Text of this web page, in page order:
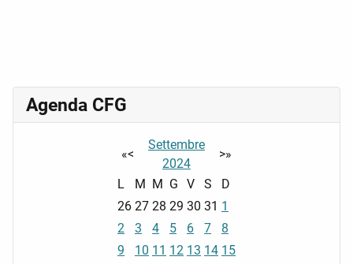
Agenda CFG
«<
Settembre
2024
>»
L
M M G V S
D
26 27 28 29 30 31 1
2
3 4 5 6 7
8
9
10 11 12 13 14 15